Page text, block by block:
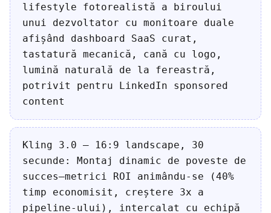
lifestyle fotorealistă a biroului
unui dezvoltator cu monitoare duale
afișând dashboard SaaS curat,
tastatură mecanică, cană cu logo,
lumină naturală de la fereastră,
potrivit pentru LinkedIn sponsored
content
Kling 3.0 — 16:9 landscape, 30
secunde: Montaj dinamic de poveste de
succes—metrici ROI animându-se (40%
timp economisit, creștere 3x a
pipeline-ului), intercalat cu echipă